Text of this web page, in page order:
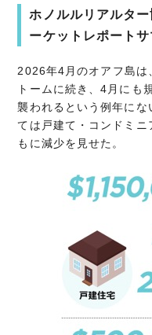
ホノルルリアルタ
ーケットレポート
2026年4月のオアフ島は
トームに続き、4月にも
襲われるという例年にな
ては戸建て・コンドミニ
もに減少を見せた。